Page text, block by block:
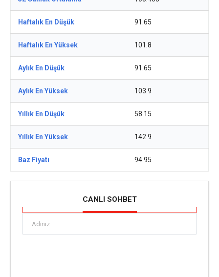
Haftalık En Düşük 91.65
Haftalık En Yüksek 101.8
Aylık En Düşük 91.65
Aylık En Yüksek 103.9
Yıllık En Düşük 58.15
Yıllık En Yüksek 142.9
Baz Fiyatı 94.95
CANLI SOHBET